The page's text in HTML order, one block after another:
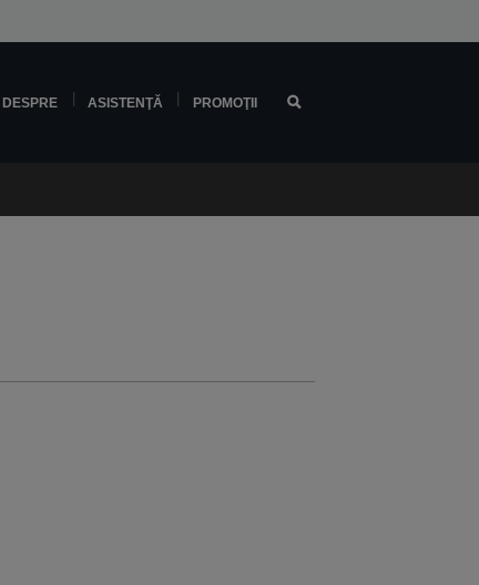
DESPRE ASISTENŢĂ PROMOŢII